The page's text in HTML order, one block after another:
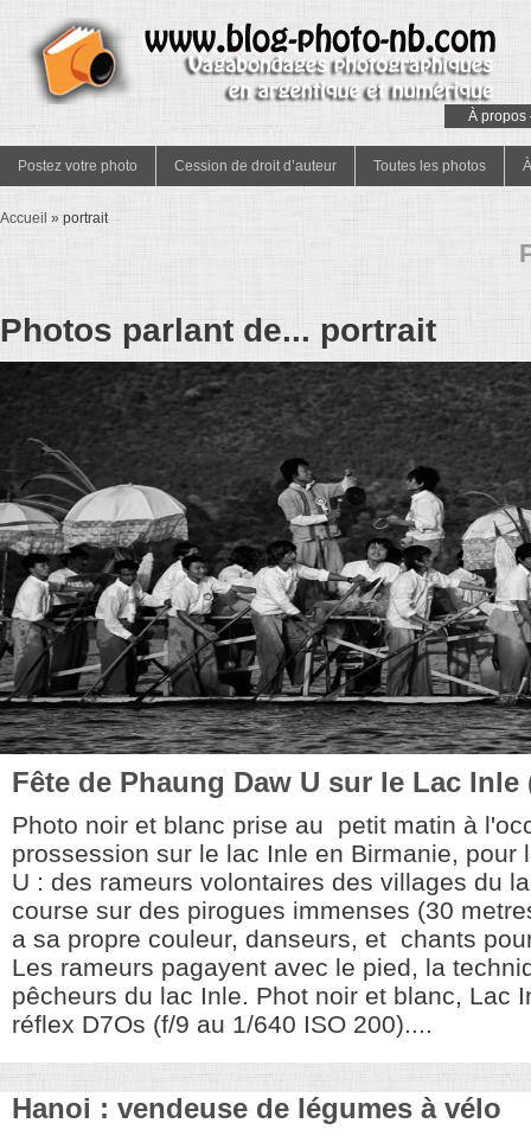
À propos
Postez votre photo Cession de droit d’auteur Toutes les photos
Accueil » portrait
Photos parlant de... portrait
Fête de Phaung Daw U sur le Lac Inle
Photo noir et blanc prise au petit matin à
prossession sur le lac Inle en Birmanie, pour
U : des rameurs volontaires des villages du
course sur des pirogues immenses (30
a sa propre couleur, danseurs, et chants
Les rameurs pagayent avec le pied, la
pêcheurs du lac Inle. Phot noir et blanc, Lac
réflex D7Os (f/9 au 1/640 ISO 200)....
Hanoi : vendeuse de légumes à vélo